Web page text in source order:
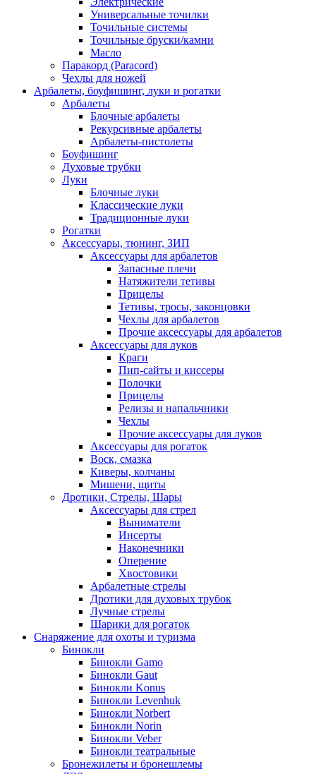
Универсальные точилки
Точильные системы
Точильные бруски/камни
Масло
Паракорд (Paracord)
Чехлы для ножей
Арбалеты, боуфишинг, луки и рогатки
Арбалеты
Блочные арбалеты
Рекурсивные арбалеты
Арбалеты-пистолеты
Боуфишинг
Духовые трубки
Луки
Блочные луки
Классические луки
Традиционные луки
Рогатки
Аксессуары, тюнинг, ЗИП
Аксессуары для арбалетов
Запасные плечи
Натяжители тетивы
Прицелы
Тетивы, тросы, законцовки
Чехлы для арбалетов
Прочие аксессуары для арбалетов
Аксессуары для луков
Краги
Пип-сайты и киссеры
Полочки
Прицелы
Релизы и напальчники
Чехлы
Прочие аксессуары для луков
Аксессуары для рогаток
Воск, смазка
Киверы, колчаны
Мишени, щиты
Дротики, Стрелы, Шары
Аксессуары для стрел
Выниматели
Инсерты
Наконечники
Оперение
Хвостовики
Арбалетные стрелы
Дротики для духовых трубок
Лучные стрелы
Шарики для рогаток
Снаряжение для охоты и туризма
Бинокли
Бинокли Gamo
Бинокли Gaut
Бинокли Konus
Бинокли Levenhuk
Бинокли Norbert
Бинокли Norin
Бинокли Veber
Бинокли театральные
Бронежилеты и бронешлемы